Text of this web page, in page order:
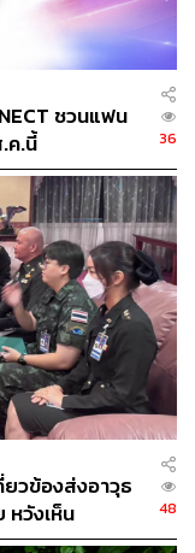
WEALTH
งานอยู่แล้วได้เลย
รผลิต Li Kuiwen
29
ชวนแฟน
ค.นี้
36
วข้องส่งอาวุธ
หวังเห็น
48